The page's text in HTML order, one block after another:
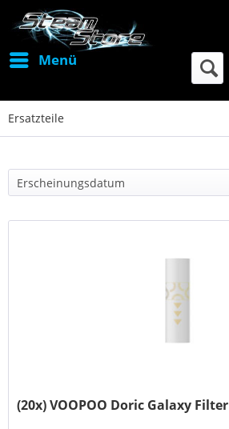
Menü
Ersatzteile
(20x) VOOPOO Doric Galaxy Filter